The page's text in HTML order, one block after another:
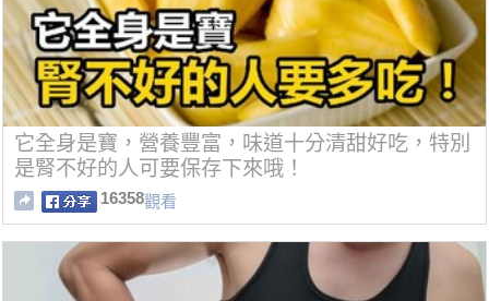
它全身是寶，營養豐富，味道十分清甜好吃，特別
是腎不好的人可要保存下來哦！
16358觀看